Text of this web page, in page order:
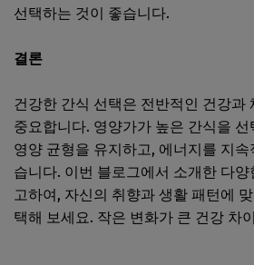
선택하는 것이 좋습니다.
결론
건강한 간식 선택은 전반적인 건강과
중요합니다. 영양가가 높은 간식을
영양 균형을 유지하고, 에너지를 지
습니다. 이번 블로그에서 소개한 다
고하여, 자신의 취향과 생활 패턴에
택해 보세요. 작은 변화가 큰 건강 차